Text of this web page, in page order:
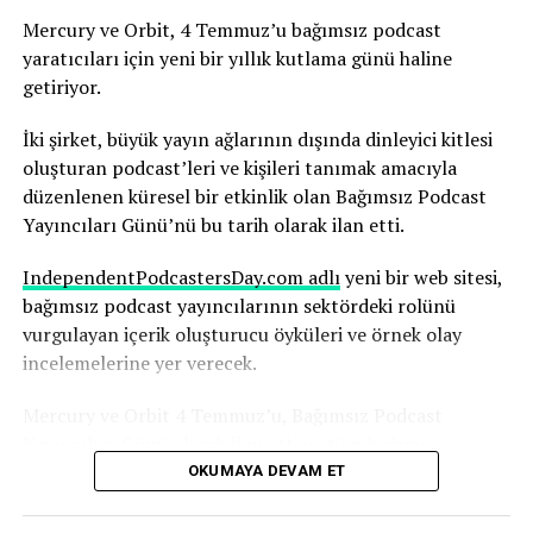
Yapay zekanın olası sonuçlarını şimdiden nasıl
değerlendirdiğini anlatıyor.
Robbins, yapay zekanın, yıllarca çalışmayı öğrendiği
medya ortamının temelini yeniden şekillendirdiğinin
farkında. Ve bu sürecin hızı dikkat gerektiriyor.
“Yapay zekadaki değişim hızını ve yapay zekanın şu anda
basında nasıl yankı uyandırdığını anlamak herkes için
çok önemli; yaşananlar büyüleyici” diyen Robbins,
şunları söyledi:
“Nice’te uçaktan indim ve Today Show’dan arkadaşım
Huda ile karşılaştım. Uzun uzun sohbet ettik. İkimizin
bir makale yazdı. Bu, bana göre, içinde bulunduğunuz
ekosistemi düşünmeniz ve kendinize, suyun çalkalandığı
büyük olayların neler olduğunu sormanız gerektiğinin
Mercury ve Orbit, 4 Temmuz’u bağımsız podcast
yaratıcıları için yeni bir yıllık kutlama günü haline
getiriyor.
İki şirket, büyük yayın ağlarının dışında dinleyici kitlesi
oluşturan podcast’leri ve kişileri tanımak amacıyla
düzenlenen küresel bir etkinlik olan Bağımsız Podcast
Yayıncıları Günü’nü bu tarih olarak ilan etti.
IndependentPodcastersDay.com adlıyeni bir web sitesi,
bağımsız podcast yayıncılarının sektördeki rolünü
vurgulayan içerik oluşturucu öyküleri ve örnek olay
incelemelerine yer verecek.
Yayıncıları Günü olarak ilan etti ve tüm bağımsız
podcast yayıncılarını bu günü desteklemeye çağırdı.
Yapılan açıklamada şunlar kaydedildi:
OKUMAYA DEVAM ET